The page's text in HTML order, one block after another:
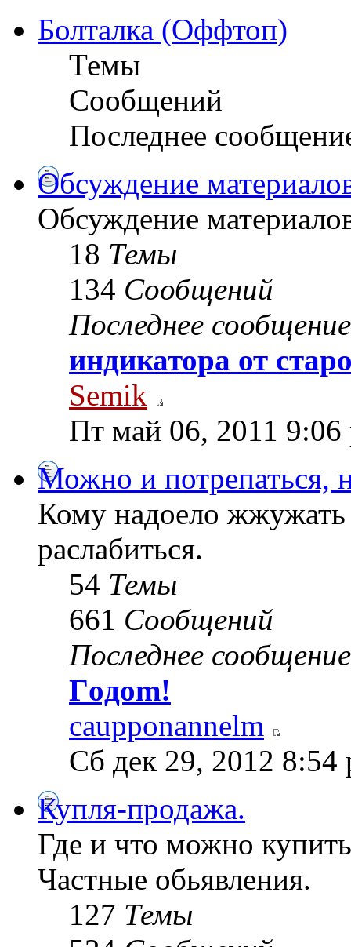
Болталка (Оффтоп)
Темы
Сообщений
Последнее
Обсуждение
Обсуждение
18 Темы
134 Сообщений
Последнее сообщение
индикатора от
Semik
Пт май 06, 2011 9:06
Можно и потрепаться,
Кому надоело
раслабиться.
54 Темы
661 Сообщений
Последнее сообщение
Гoдom!
caupponannelm
Сб дек 29, 2012 8:54
Купля-продажа.
Где и что можно
Частные обьявления.
127 Темы